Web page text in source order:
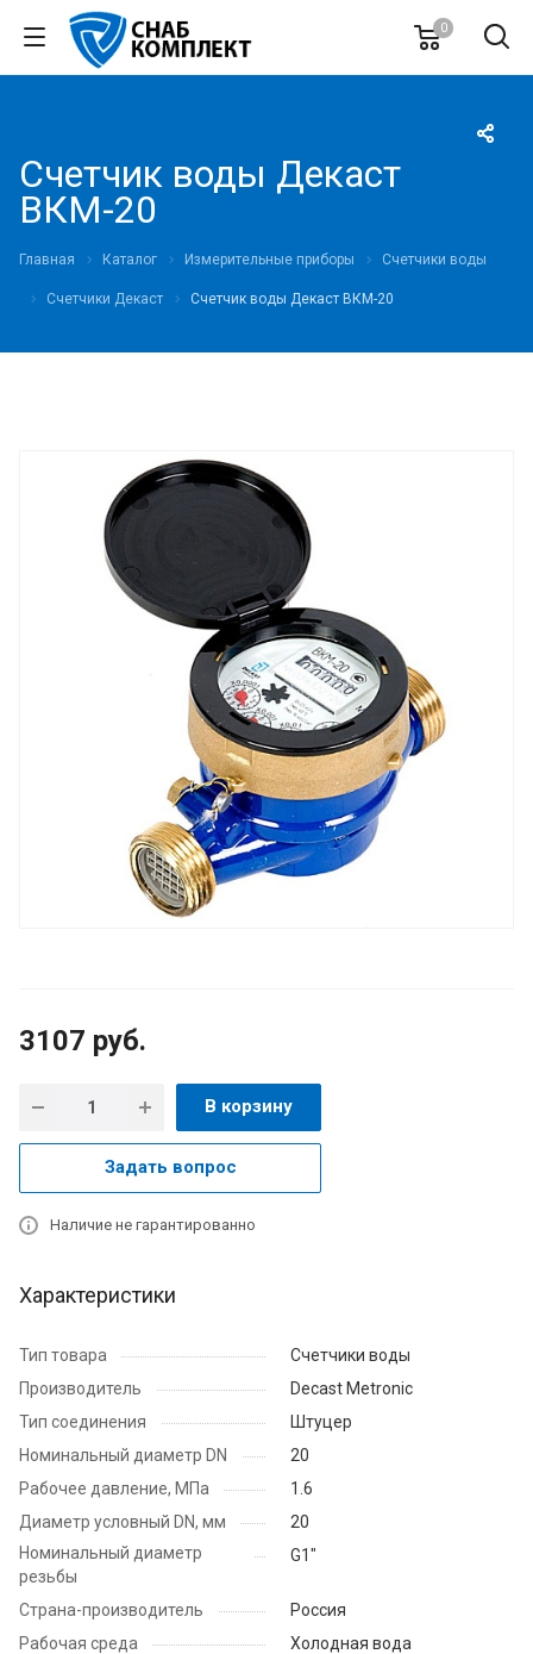
0
Счетчик воды Декаст
ВКМ-20
Главная Каталог Измерительные приборы Счетчики воды
Счетчики Декаст Счетчик воды Декаст ВКМ-20
3107 руб.
В корзину
Задать вопрос
Наличие не гарантированно
Характеристики
Тип товара
Счетчики воды
Производитель
Decast Metronic
Тип соединения
Штуцер
Номинальный диаметр DN
20
Рабочее давление, МПа
1.6
Диаметр условный DN, мм
20
Номинальный диаметр
резьбы
G1"
Страна-производитель
Россия
Рабочая среда
Холодная вода